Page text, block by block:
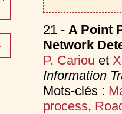
21 - A Point
Network
P. Cariou et
Information
Mots-clés :
process,